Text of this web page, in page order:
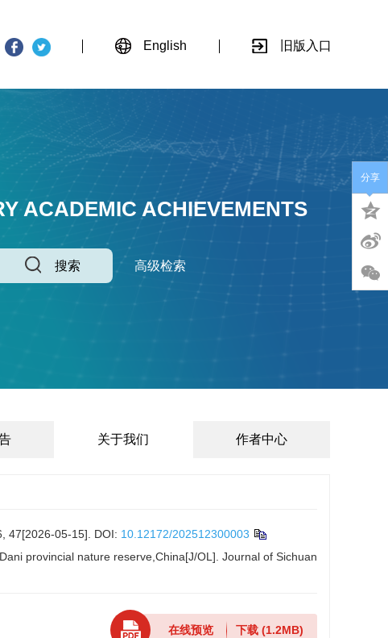
English 旧版入口
ACADEMIC ACHIEVEMENTS
搜索 高级检索
关于我们 作者中心
47[2026-05-15]. DOI: 10.12172/202512300003
provincial nature reserve,China[J/OL]. Journal of Sichuan
在线预览 下载(1.2MB)
分享